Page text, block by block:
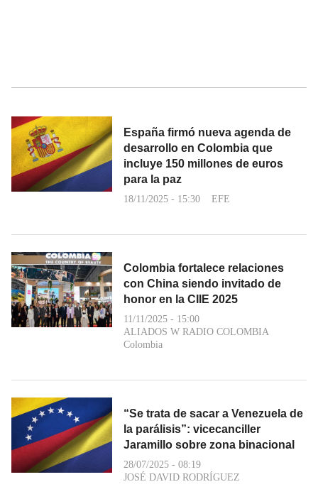
España firmó nueva agenda de
desarrollo en Colombia que
incluye 150 millones de euros
para la paz
18/11/2025 - 15:30 EFE
Colombia fortalece relaciones
con China siendo invitado de
honor en la CIIE 2025
11/11/2025 - 15:00
ALIADOS W RADIO COLOMBIA
Colombia
“Se trata de sacar a Venezuela de
la parálisis”: vicecanciller
Jaramillo sobre zona binacional
28/07/2025 - 08:19
JOSÉ DAVID RODRÍGUEZ